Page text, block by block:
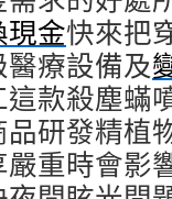
現金快來把
療設備及
款殺塵蟎
研發精植
重時會影